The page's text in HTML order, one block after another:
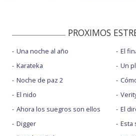
PROXIMOS
Una noche al año
Karateka
Noche de paz 2
El nido
Ahora los suegros son ellos
Digger
El
Un
El
Esta